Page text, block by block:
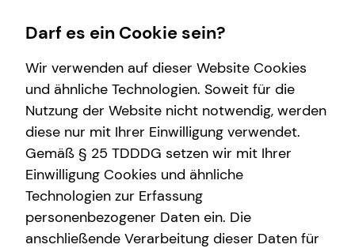
Wissenswertes
Über mich
Über tecis
Darf es ein Cookie sein?
Wir verwenden auf dieser Website Cookies
und ähnliche Technologien. Soweit für die
Nutzung der Website nicht notwendig, werden
diese nur mit Ihrer Einwilligung verwendet.
Gemäß § 25 TDDDG setzen wir mit Ihrer
Einwilligung Cookies und ähnliche
Technologien zur Erfassung
personenbezogener Daten ein. Die
anschließende Verarbeitung dieser Daten für